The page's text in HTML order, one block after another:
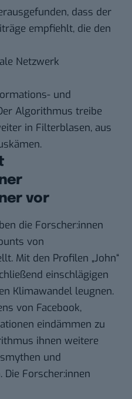
dass der
empfiehlt, die den
Netzwerk
und
Algorithmus treibe
in Filterblasen, aus
vor
die Forscher:innen
von
Mit den Profilen „John“
einschlägigen
Klimawandel leugnen.
von Facebook,
eindämmen zu
ihnen weitere
und
Forscher:innen